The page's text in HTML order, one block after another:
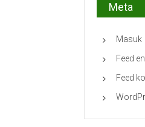
Meta
Masuk
Feed
Feed